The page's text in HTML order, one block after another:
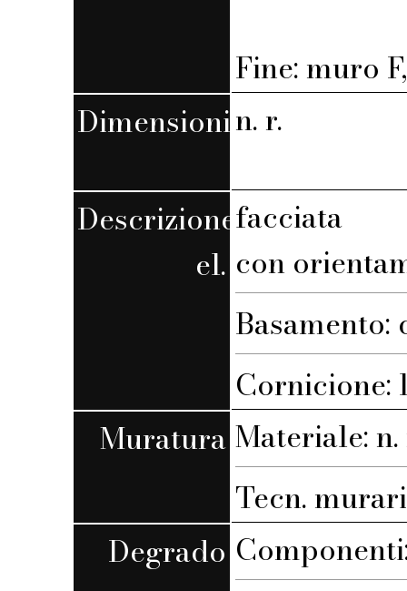
Fine: muro
Dimensionin. r.
Descrizione
el.
facciata
con
Cornicione:
Muratura Materiale: n.
Tecn.
Degrado